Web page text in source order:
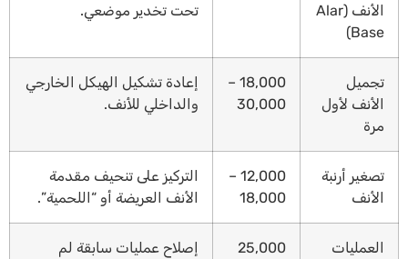
الأنف (Alar
Base)
تحت تخدير موضعي.
تجميل
الأنف لأول
مرة
18,000 –
30,000
إعادة تشكيل الهيكل الخارجي
والداخلي للأنف.
تصغير أرنبة
الأنف
12,000 –
18,000
التركيز على تنحيف مقدمة
الأنف العريضة أو “اللحمية”.
العمليات
25,000
إصلاح عمليات سابقة لم